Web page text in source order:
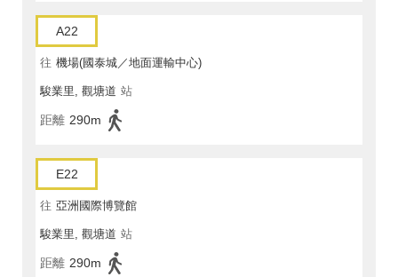
A22
往 機場(國泰城／地面運輸中心)
駿業里, 觀塘道 站
距離 290m
E22
往 亞洲國際博覽館
駿業里, 觀塘道 站
距離 290m